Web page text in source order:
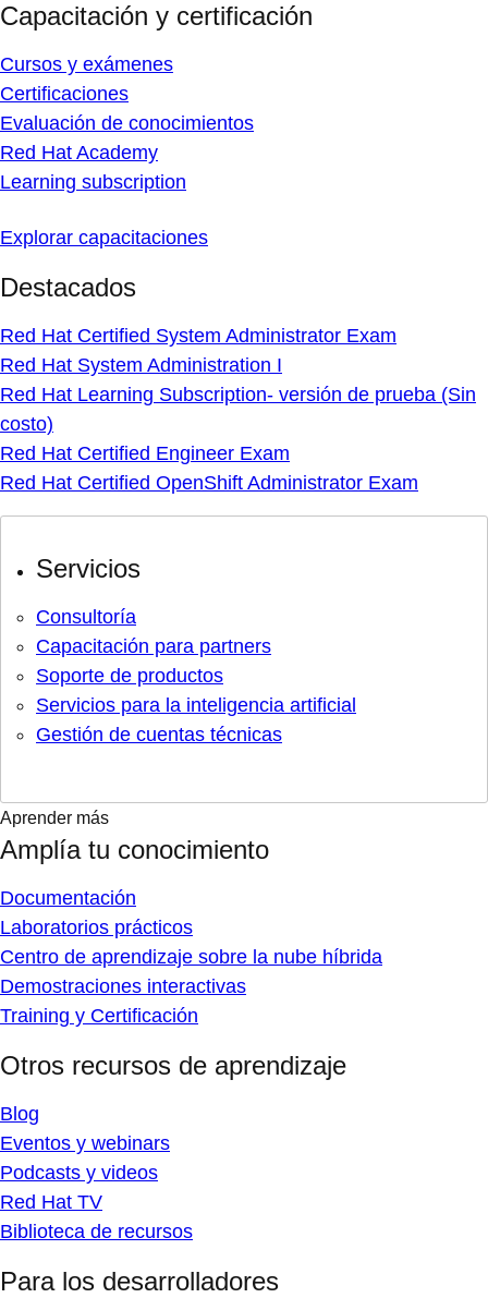
Capacitación y certificación
Cursos y exámenes
Certificaciones
Evaluación de conocimientos
Red Hat Academy
Learning subscription
Explorar capacitaciones
Destacados
Red Hat Certified System Administrator Exam
Red Hat System Administration I
Red Hat Learning Subscription- versión de prueba (Sin
costo)
Red Hat Certified Engineer Exam
Red Hat Certified OpenShift Administrator Exam
Servicios
Consultoría
Capacitación para partners
Soporte de productos
Servicios para la inteligencia artificial
Gestión de cuentas técnicas
Aprender más
Amplía tu conocimiento
Documentación
Laboratorios prácticos
Centro de aprendizaje sobre la nube híbrida
Demostraciones interactivas
Training y Certificación
Otros recursos de aprendizaje
Blog
Eventos y webinars
Podcasts y videos
Red Hat TV
Biblioteca de recursos
Para los desarrolladores